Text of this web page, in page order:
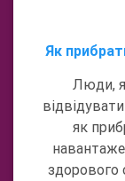
Як
Люди,
як
здорового